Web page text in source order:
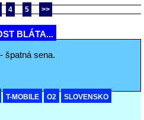
4 5 >>
BLÁTA...
špatná sena.
T-MOBILE O2 SLOVENSKO